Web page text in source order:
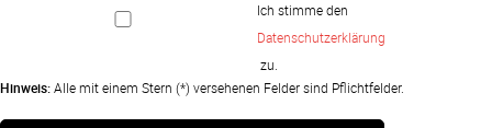
Ich stimme den
Datenschutzerklärung
zu.
Hinweis:Alle mit einem Stern (*) versehenen Felder sind Pflichtfelder.